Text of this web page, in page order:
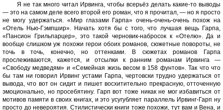
Я не так много читал Ирвинга, чтобы всерьёз делать какие-то выводы
— это на самом деле всего второй его роман, что я прочитал, — но я просто
не могу удержаться. «Мир глазами Гарпа» очень-очень-очень похож на
«Отель Нью-Гэмпшир». Начать хотя бы с того, что лучшая вещь Гарпа,
«Пансион Грильпарцер», это такой черновик-набросок к «Отелю». Да и
вообще слишком уж похожи герои обоих романов, сюжетные повороты, не
точь в точь, конечно, но оттенками. В сюжетах романов Гарпа
прослеживаются, кажется, и отсылки к ранним романам Ирвинга —
«Свободу медведям» и «Семейная жизь весом в 158 фунтов». Так что что
бы там ни говорил Ирвинг устами Гарпа, чертовски трудно удержаться от
вывода, что вот он сидит и пишет восхитительно прекрасную, отточенную
эмоционально, но просебятину. Гарп вот тоже никак не мог избавиться от
мотивов памяти в своих книгах, и это усугубляет параллель Ирвинг-Гарп ну
просто до невероятия. Стилистически книги тоже похожи, тут вам и Вена, и